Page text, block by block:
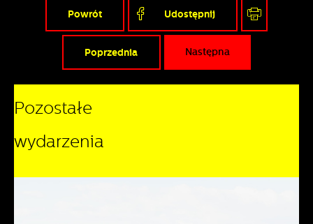
Powrót Udostępnij
Poprzednia Następna
Pozostałe
wydarzenia